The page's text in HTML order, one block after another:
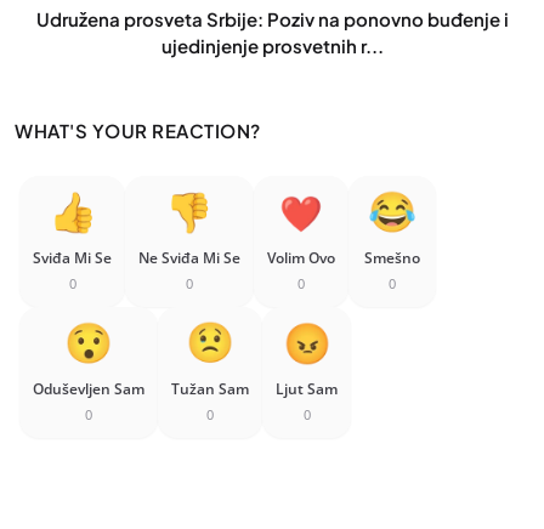
Udružena prosveta Srbije: Poziv na ponovno buđenje i
ujedinjenje prosvetnih r...
WHAT'S YOUR REACTION?
Sviđa Mi Se
0
Ne Sviđa Mi Se
0
Volim Ovo
0
Smešno
0
Oduševljen Sam
0
Tužan Sam
0
Ljut Sam
0